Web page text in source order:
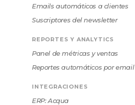
Emails automáticos a clientes
Suscriptores del newsletter
REPORTES Y ANALYTICS
Panel de métricas y ventas
Reportes automáticos por email
INTEGRACIONES
ERP: Acqua